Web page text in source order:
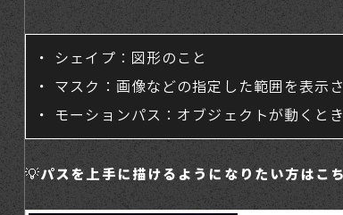
・ シェイプ：図形のこと
・ マスク：画像などの指定した範囲を表示
・ モーションパス：オブジェクトが動くと
💡パスを上手に描けるようになりたい方はこ